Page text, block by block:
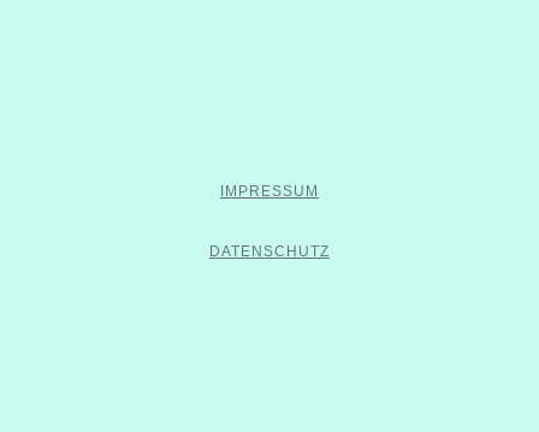
IMPRESSUM
DATENSCHUTZ